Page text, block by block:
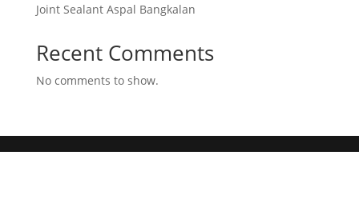
Joint Sealant Aspal Bangkalan
Recent Comments
No comments to show.